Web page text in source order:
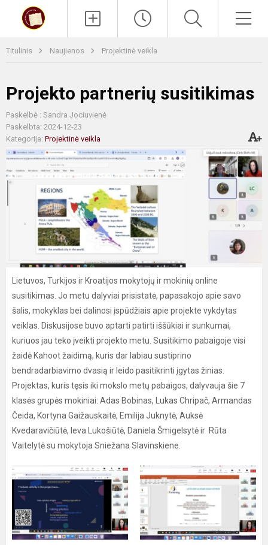
Titulinis Naujienos Projektinė veikla
Projekto partnerių susitikimas
Paskelbė : Sandra Jociuvienė
Paskelbta: 2024-12-23
Kategorija: Projektinė veikla
Lietuvos, Turkijos ir Kroatijos mokytojų ir mokinių online
susitikimas. Jo metu dalyviai prisistatė, papasakojo apie savo
šalis, mokyklas bei dalinosi įspūdžiais apie projekte vykdytas
veiklas. Diskusijose buvo aptarti patirti iššūkiai ir sunkumai,
kuriuos jau teko įveikti projekto metu. Susitikimo pabaigoje visi
žaidė Kahoot žaidimą, kuris dar labiau sustiprino
bendradarbiavimo dvasią ir leido pasitikrinti įgytas žinias.
Projektas, kuris tęsis iki mokslo metų pabaigos, dalyvauja šie 7
klasės grupės mokiniai: Adas Bobinas, Lukas Chripač, Armandas
Čeida, Kortyna Gaižauskaitė, Emilija Juknytė, Auksė
Kvedaravičiūtė, Ieva Lukošiūtė, Daniela Šmigelsytė ir Rūta
Vaitelytė su mokytoja Sniežana Slavinskiene.